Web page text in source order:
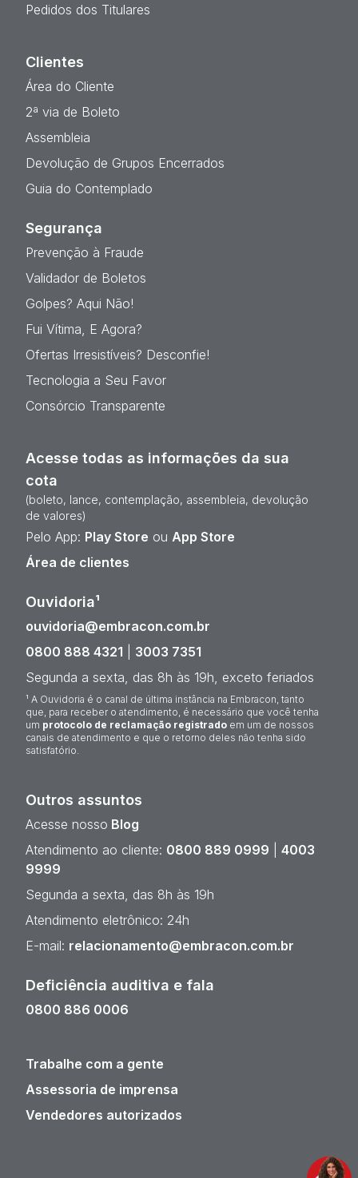
Pedidos dos Titulares
Clientes
Área do Cliente
2ª via de Boleto
Assembleia
Devolução de Grupos Encerrados
Guia do Contemplado
Segurança
Prevenção à Fraude
Validador de Boletos
Golpes? Aqui Não!
Fui Vítima, E Agora?
Ofertas Irresistíveis? Desconfie!
Tecnologia a Seu Favor
Consórcio Transparente
Acesse todas as informações da sua
cota
(boleto, lance, contemplação, assembleia, devolução
de valores)
Pelo App: Play Store ou App Store
Área de clientes
Ouvidoria¹
ouvidoria@embracon.com.br
0800 888 4321
3003 7351
Segunda a sexta, das 8h às 19h, exceto feriados
¹ A Ouvidoria é o canal de última instância na Embracon, tanto
que, para receber o atendimento, é necessário que você tenha
um protocolo de reclamação registrado em um de nossos
canais de atendimento e que o retorno deles não tenha sido
satisfatório.
Outros assuntos
Acesse nosso Blog
Atendimento ao cliente: 0800 889 0999
4003
9999
Segunda a sexta, das 8h às 19h
Atendimento eletrônico: 24h
E-mail: relacionamento@embracon.com.br
Deficiência auditiva e fala
0800 886 0006
Trabalhe com a gente
Assessoria de imprensa
Vendedores autorizados